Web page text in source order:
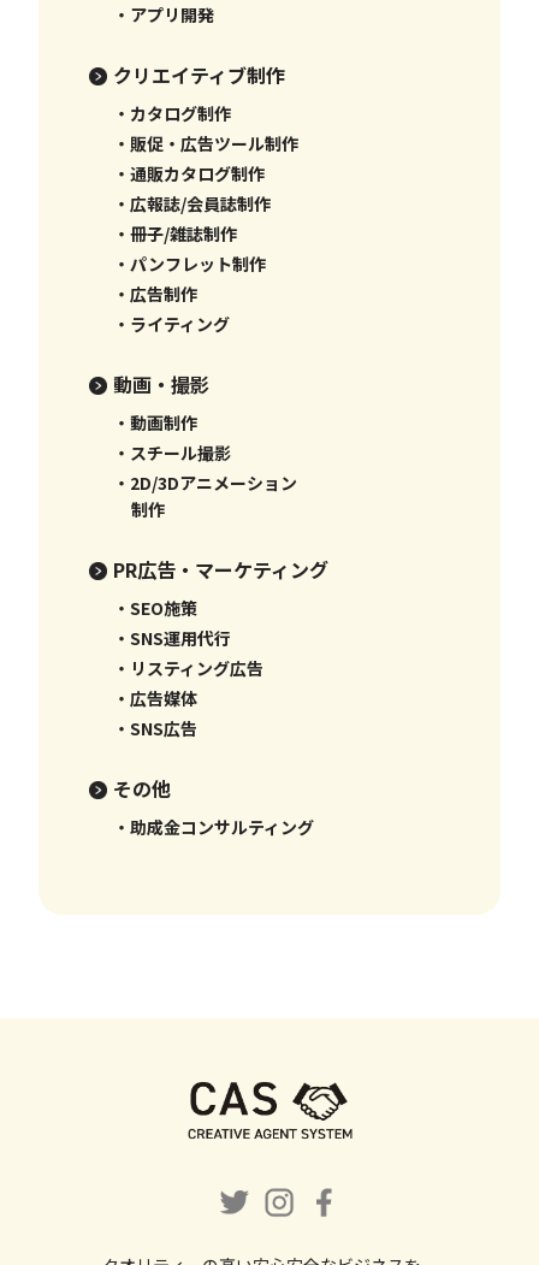
・アプリ開発
クリエイティブ制作
・カタログ制作
・販促・広告ツール制作
・通販カタログ制作
・広報誌/会員誌制作
・冊子/雑誌制作
・パンフレット制作
・広告制作
・ライティング
動画・撮影
・動画制作
・スチール撮影
・2D/3Dアニメーション
制作
PR広告・マーケティング
・SEO施策
・SNS運用代行
・リスティング広告
・広告媒体
・SNS広告
その他
・助成金コンサルティング